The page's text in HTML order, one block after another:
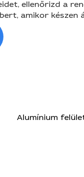
ellenőrizd a
amikor készen
Alumínium